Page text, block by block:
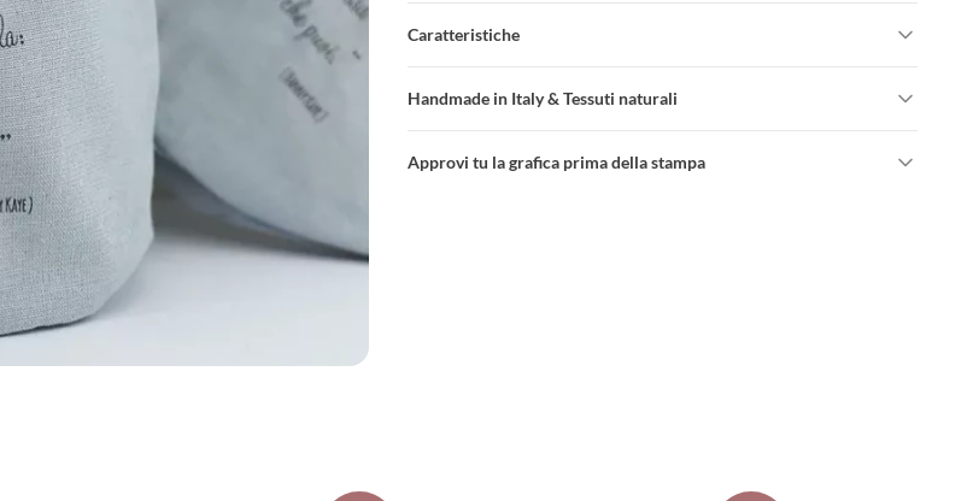
Caratteristiche
Handmade in Italy & Tessuti naturali
Approvi tu la grafica prima della stampa